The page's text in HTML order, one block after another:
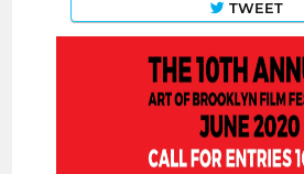
TWEET